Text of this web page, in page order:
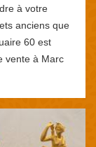
à votre
anciens que
60 est
vente à Marc